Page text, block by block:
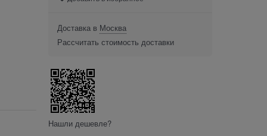
Доставка в Москва
Рассчитать стоимость доставки
Нашли дешевле?